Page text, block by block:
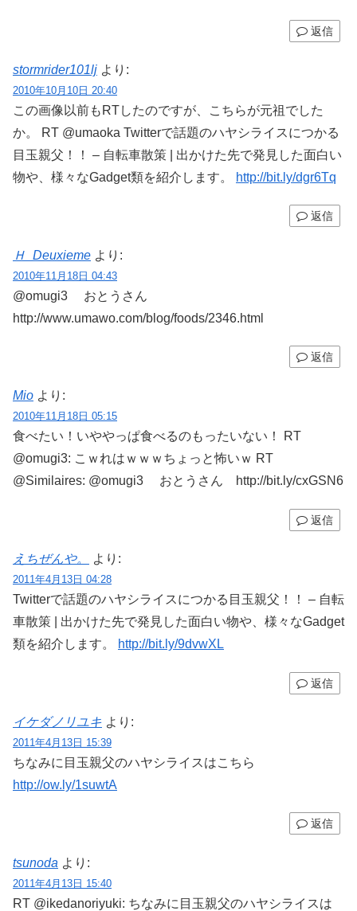
返信
stormrider101lj より:
2010年10月10日 20:40
この画像以前もRTしたのですが、こちらが元祖でした
か。 RT @umaoka Twitterで話題のハヤシライスにつかる
目玉親父！！ – 自転車散策 | 出かけた先で発見した面白い
物や、様々なGadget類を紹介します。
http://bit.ly/dgr6Tq
返信
Ｈ_Deuxieme より:
2010年11月18日 04:43
@omugi3 おとうさん
http://www.umawo.com/blog/foods/2346.html
返信
Mio より:
2010年11月18日 05:15
食べたい！いややっぱ食べるのもったいない！ RT
@omugi3: こｗれはｗｗｗちょっと怖いｗ RT
@Similaires: @omugi3 おとうさん http://bit.ly/cxGSN6
返信
えちぜんや。 より:
2011年4月13日 04:28
Twitterで話題のハヤシライスにつかる目玉親父！！ – 自転
車散策 | 出かけた先で発見した面白い物や、様々なGadget
類を紹介します。
http://bit.ly/9dvwXL
返信
イケダノリユキ より:
2011年4月13日 15:39
ちなみに目玉親父のハヤシライスはこちら
http://ow.ly/1suwtA
返信
tsunoda より:
2011年4月13日 15:40
RT @ikedanoriyuki: ちなみに目玉親父のハヤシライスは